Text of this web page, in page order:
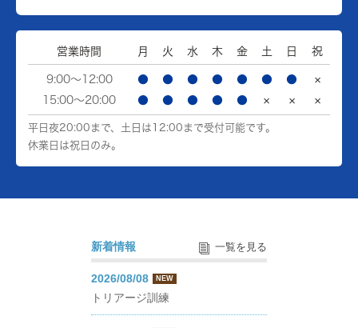
営業時間 月 火 水 木 金 土 日 祝
9:00～12:00 ● ● ● ● ● ● ●
×
15:00～20:00
● ● ● ● ● × × ×
平日夜20:00まで、土日は12:00まで受付可能です。
休業日は祝日のみ。
新着情報 一覧を見る
2026/08/08 NEW
トリアージ訓練